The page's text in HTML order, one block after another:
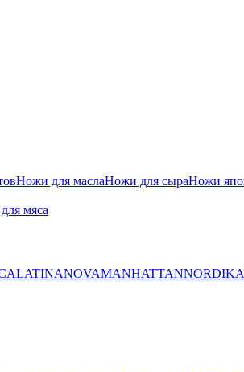
Ножи для маслаНожи для сыраНожи
мяса
LATINANOVAMANHATTANNORDIKA